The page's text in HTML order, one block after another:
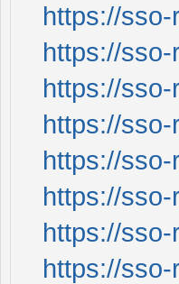
https://
https://
https://
https://
https://
https://
https://
https://